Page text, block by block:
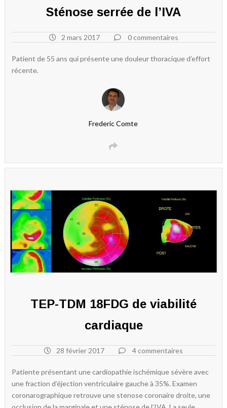
Sténose serrée de l’IVA
2 mars 2017 0 commentaires
Patient de 55 ans qui présente une douleur thoracique d’effort
récente.
Frederic Comte
TEP-TDM 18FDG de viabilité
cardiaque
28 février 2017 4 commentaires
Patiente présentant une cardiopathie ischémique sévère avec
une fraction d’éjection ventriculaire gauche à 35%. Examen
coronarographique retrouve une stenose coronaire droite, une